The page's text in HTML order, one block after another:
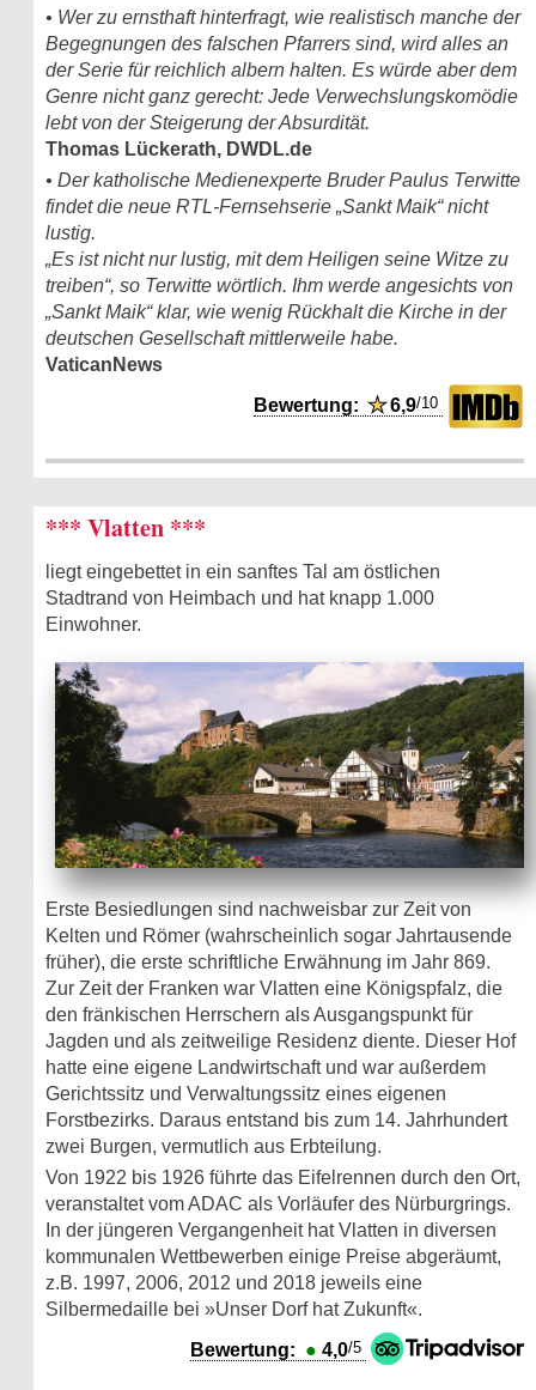
• Wer zu ernsthaft hinterfragt, wie realistisch manche der
Begegnungen des falschen Pfarrers sind, wird alles an
der Serie für reichlich albern halten. Es würde aber dem
Genre nicht ganz gerecht: Jede Verwechslungskomödie
lebt von der Steigerung der Absurdität.
Thomas Lückerath, DWDL.de
• Der katholische Medienexperte Bruder Paulus Terwitte
findet die neue RTL-Fernsehserie „Sankt Maik“ nicht
lustig.
„Es ist nicht nur lustig, mit dem Heiligen seine Witze zu
treiben“, so Terwitte wörtlich. Ihm werde angesichts von
„Sankt Maik“ klar, wie wenig Rückhalt die Kirche in der
deutschen Gesellschaft mittlerweile habe.
VaticanNews
Bewertung:★6,9/10
*** Vlatten ***
liegt eingebettet in ein sanftes Tal am östlichen
Stadtrand von Heimbach und hat knapp 1.000
Einwohner.
Erste Besiedlungen sind nachweisbar zur Zeit von
Kelten und Römer (wahrscheinlich sogar Jahrtausende
früher), die erste schriftliche Erwähnung im Jahr 869.
Zur Zeit der Franken war Vlatten eine Königspfalz, die
den fränkischen Herrschern als Ausgangspunkt für
Jagden und als zeitweilige Residenz diente. Dieser Hof
hatte eine eigene Landwirtschaft und war außerdem
Gerichtssitz und Verwaltungssitz eines eigenen
Forstbezirks. Daraus entstand bis zum 14. Jahrhundert
zwei Burgen, vermutlich aus Erbteilung.
Von 1922 bis 1926 führte das Eifelrennen durch den Ort,
veranstaltet vom ADAC als Vorläufer des Nürburgrings.
In der jüngeren Vergangenheit hat Vlatten in diversen
kommunalen Wettbewerben einige Preise abgeräumt,
z.B. 1997, 2006, 2012 und 2018 jeweils eine
Silbermedaille bei »Unser Dorf hat Zukunft«.
Bewertung: ● 4,0/5